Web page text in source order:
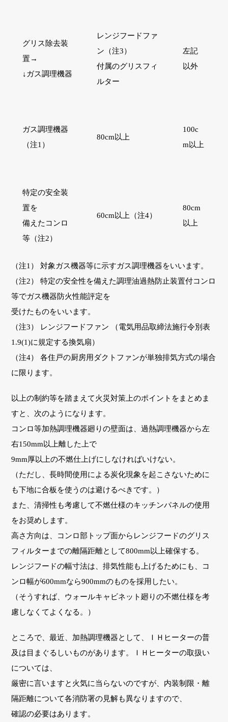
グリス除去装
置→
↓ガス調理機器
レンジフードファ
ン （注3）
付属のグリスフィ
ルター
左記
以外
ガス調理機器
（注1）
80cm以上
100c
m以上
特定の安全装
置を
備えたコンロ
等 （注2）
60cm以上 （注4）
80cm
以上
（注1） 対象ガス機器等に示すガス調理機器をいいます。
（注2） 特定の安全性を備えた調理油過熱防止装置付コンロ
等でガス機器防火性能評定を
受けたものをいいます。
（注3） レンジフードファン （電気用品取締法施行令別表
1.9(1)に規定する換気扇）
（注4） 各住戸の厨房用ダクトファンが単独排気方式の場合
に限ります。
以上の制約等を踏まえて火災対策上のポイントをまとめま
すと、次のようになります。
コンロ等加熱調理機器廻りの壁面は、過熱調理機器から左
右150mm以上離した上で
9mm厚以上の不燃仕上げにしなければいけない。
（ただし、長時間使用による炭化現象を起こさないために
も下地に合板を使うのは避けるべきです。）
また、清掃性も考慮して不燃仕様のキッチンパネルの使用
をお奨めします。
高さ方向は、コンロ部トップ面からレンジフードのグリス
フィルターまでの離隔距離として800mm以上確保する。
レンジフードの幅寸法は、排気性能も上げるためにも、コ
ンロ幅が600mmなら900mmのものを採用したい。
（そうすれば、ウォールキャビネット廻りの不燃仕様を考
慮しなくてよくなる。）
ところで、最近、加熱調理機器として、ＩＨヒーターの普
及は目まぐるしいものがあります。ＩＨヒーターの取扱い
については、
厳密に言いますと火気に当らないのですが、内装制限・離
隔距離について各消防署の見解も異なりますので、
確認の必要はあります。